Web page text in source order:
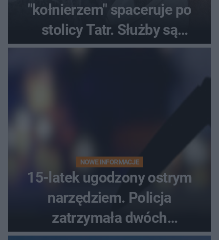
"kołnierzem" spaceruje po
stolicy Tatr. Służby są
bezradne
NOWE INFORMACJE
15-latek ugodzony ostrym
narzędziem. Policja
zatrzymała dwóch